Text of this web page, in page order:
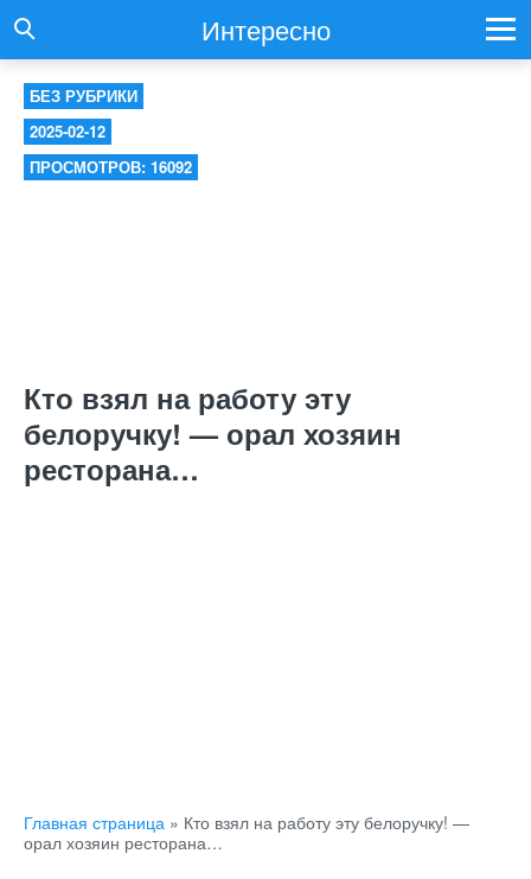
Интересно
БЕЗ РУБРИКИ
2025-02-12
ПРОСМОТРОВ: 16092
Кто взял на работу эту
белоручку! — орал хозяин
ресторана…
Главная страница » Кто взял на работу эту белоручку! —
орал хозяин ресторана…